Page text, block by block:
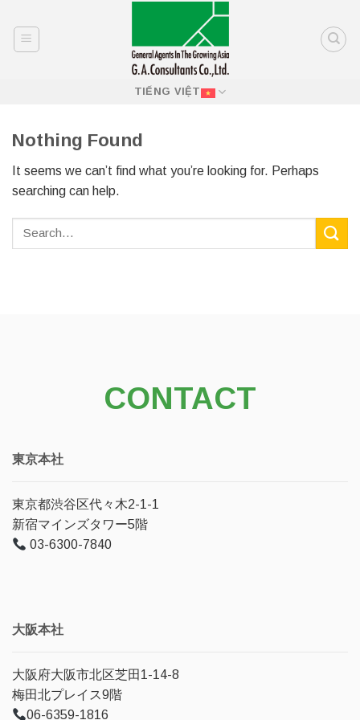
content
TIẾNG VIỆT
Nothing Found
It seems we can’t find what you’re looking for. Perhaps
searching can help.
CONTACT
東京本社
東京都渋谷区代々木2-1-1
新宿マインズタワー5階
03-6300-7840
大阪本社
大阪府大阪市北区芝田1-14-8
梅田北プレイス9階
06-6359-1816